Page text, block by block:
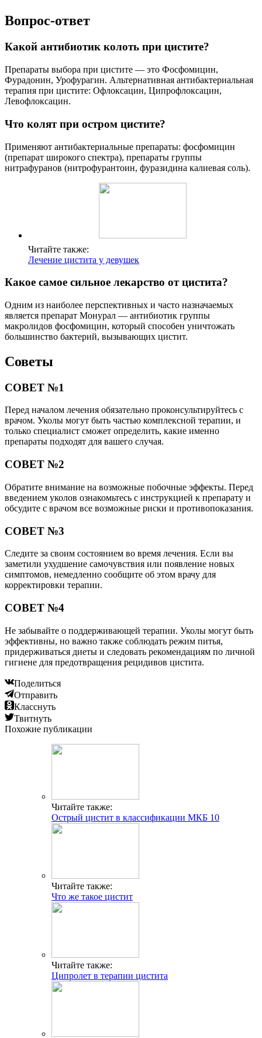
Вопрос-ответ
Какой антибиотик колоть при цистите?
Препараты выбора при цистите — это Фосфомицин,
Фурадонин, Урофурагин. Альтернативная антибактериальная
терапия при цистите: Офлоксацин, Ципрофлоксацин,
Левофлоксацин.
Что колят при остром цистите?
Применяют антибактериальные препараты: фосфомицин
(препарат широкого спектра), препараты группы
нитрафуранов (нитрофурантоин, фуразидина калиевая соль).
Читайте также:
Лечение цистита у девушек
Какое самое сильное лекарство от цистита?
Одним из наиболее перспективных и часто назначаемых
является препарат Монурал — антибиотик группы
макролидов фосфомицин, который способен уничтожать
большинство бактерий, вызывающих цистит.
Советы
СОВЕТ №1
Перед началом лечения обязательно проконсультируйтесь с
врачом. Уколы могут быть частью комплексной терапии, и
только специалист сможет определить, какие именно
препараты подходят для вашего случая.
СОВЕТ №2
Обратите внимание на возможные побочные эффекты. Перед
введением уколов ознакомьтесь с инструкцией к препарату и
обсудите с врачом все возможные риски и противопоказания.
СОВЕТ №3
Следите за своим состоянием во время лечения. Если вы
заметили ухудшение самочувствия или появление новых
симптомов, немедленно сообщите об этом врачу для
корректировки терапии.
СОВЕТ №4
Не забывайте о поддерживающей терапии. Уколы могут быть
эффективны, но важно также соблюдать режим питья,
придерживаться диеты и следовать рекомендациям по личной
гигиене для предотвращения рецидивов цистита.
Поделиться
Отправить
Класснуть
Твитнуть
Похожие публикации
Читайте также:
Острый цистит в классификации МКБ 10
Читайте также:
Что же такое цистит
Читайте также:
Ципролет в терапии цистита